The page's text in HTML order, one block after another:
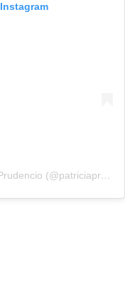
Una publicación compartida de Patricia Prudencio (@patriciaprudencio98)